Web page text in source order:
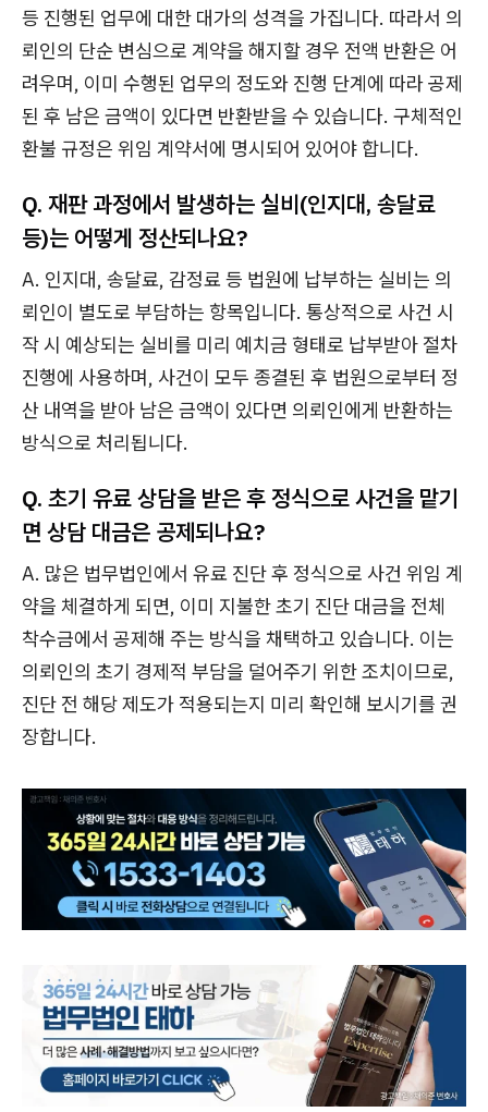
등 진행된 업무에 대한 대가의 성격을 가집니다. 따라서 의
뢰인의 단순 변심으로 계약을 해지할 경우 전액 반환은 어
려우며, 이미 수행된 업무의 정도와 진행 단계에 따라 공제
된 후 남은 금액이 있다면 반환받을 수 있습니다. 구체적인
환불 규정은 위임 계약서에 명시되어 있어야 합니다.
Q. 재판 과정에서 발생하는 실비(인지대, 송달료
등)는 어떻게 정산되나요?
A. 인지대, 송달료, 감정료 등 법원에 납부하는 실비는 의
뢰인이 별도로 부담하는 항목입니다. 통상적으로 사건 시
작 시 예상되는 실비를 미리 예치금 형태로 납부받아 절차
진행에 사용하며, 사건이 모두 종결된 후 법원으로부터 정
산 내역을 받아 남은 금액이 있다면 의뢰인에게 반환하는
방식으로 처리됩니다.
Q. 초기 유료 상담을 받은 후 정식으로 사건을 맡기
면 상담 대금은 공제되나요?
A. 많은 법무법인에서 유료 진단 후 정식으로 사건 위임 계
약을 체결하게 되면, 이미 지불한 초기 진단 대금을 전체
착수금에서 공제해 주는 방식을 채택하고 있습니다. 이는
의뢰인의 초기 경제적 부담을 덜어주기 위한 조치이므로,
진단 전 해당 제도가 적용되는지 미리 확인해 보시기를 권
장합니다.